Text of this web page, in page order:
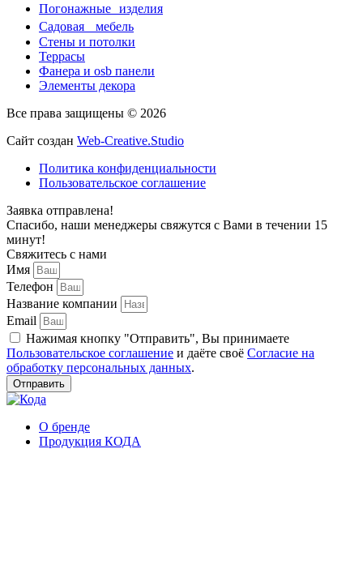
Погонажные изделия
Садовая мебель
Стены и потолки
Террасы
Фанера и osb панели
Элементы декора
Все права защищены © 2026
Сайт создан Web-Creative.Studio
Политика конфиденциальности
Пользовательское соглашение
Заявка отправлена!
Спасибо, наши менеджеры свяжутся с Вами в течении 15
минут!
Свяжитесь с нами
Имя
Телефон
Название компании
Email
Нажимая кнопку "Отправить", Вы принимаете
Пользовательское соглашение и даёте своё Согласие на
обработку персональных данных.
Отправить
О бренде
Продукция КОДА